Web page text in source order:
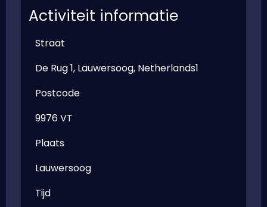
Activiteit informatie
Straat
De Rug 1, Lauwersoog, Netherlands1
Postcode
9976 VT
Plaats
Lauwersoog
Tijd